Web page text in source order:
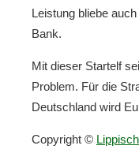
Leistung bliebe
Bank.
Mit dieser Startelf
Problem. Für die
Deutschland wird
Copyright ©